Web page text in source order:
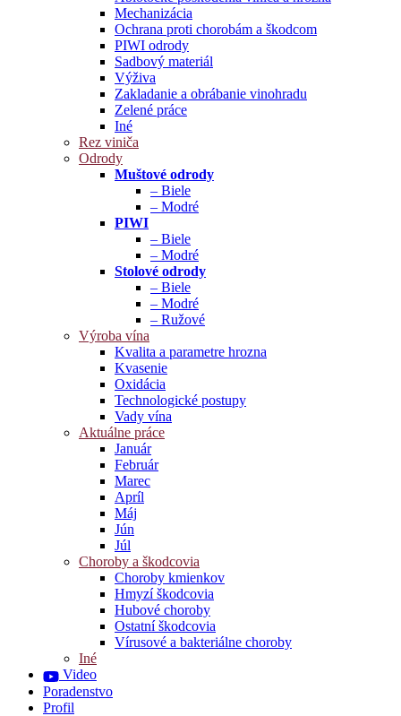
Mechanizácia
Ochrana proti chorobám a škodcom
PIWI odrody
Sadbový materiál
Výživa
Zakladanie a obrábanie vinohradu
Zelené práce
Iné
Rez viniča
Odrody
Muštové odrody
– Biele
– Modré
PIWI
– Biele
– Modré
Stolové odrody
– Biele
– Modré
– Ružové
Výroba vína
Kvalita a parametre hrozna
Kvasenie
Oxidácia
Technologické postupy
Vady vína
Aktuálne práce
Január
Február
Marec
Apríl
Máj
Jún
Júl
Choroby a škodcovia
Choroby kmienkov
Hmyzí škodcovia
Hubové choroby
Ostatní škodcovia
Vírusové a bakteriálne choroby
Iné
Video
Poradenstvo
Profil